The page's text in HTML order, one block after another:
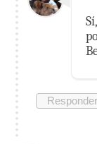
Responder